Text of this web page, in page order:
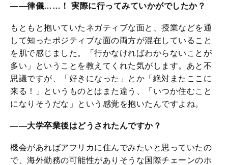
――律儀……！ 実際に行ってみていかがでしたか？
もともと抱いていたネガティブな面と、授業などを通
して知ったポジティブな面の両方が混在していること
を肌で感じました。「行かなければわからないことが
多い」ということを教えてくれた気がします。あと不
思議ですが、「好きになった」とか「絶対またここに
来る！」というものとはまた違う、「いつか住むこと
になりそうだな」という感覚を抱いたんですよね。
――大学卒業後はどうされたんですか？
機会があればアフリカに住んでみたいと思っていたの
で、海外勤務の可能性がありそうな国際チェーンのホ